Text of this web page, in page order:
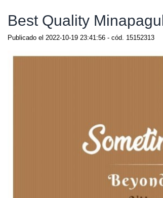
Best Quality
Publicado el 2022-10-19 23:41:56 - cód. 15152313